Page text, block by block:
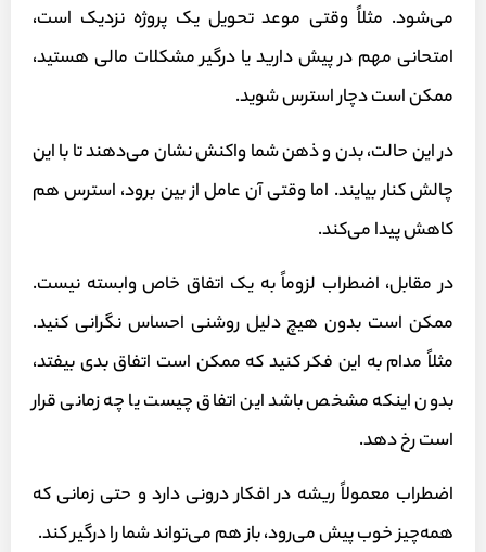
می‌شود. مثلاً وقتی موعد تحویل یک پروژه نزدیک است،
امتحانی مهم در پیش دارید یا درگیر مشکلات مالی هستید،
ممکن است دچار استرس شوید.
در این حالت، بدن و ذهن شما واکنش نشان می‌دهند تا با این
چالش کنار بیایند. اما وقتی آن عامل از بین برود، استرس هم
کاهش پیدا می‌کند.
در مقابل، اضطراب لزوماً به یک اتفاق خاص وابسته نیست.
ممکن است بدون هیچ دلیل روشنی احساس نگرانی کنید.
مثلاً مدام به این فکر کنید که ممکن است اتفاق بدی بیفتد،
بدون اینکه مشخص باشد این اتفاق چیست یا چه زمانی قرار
است رخ دهد.
اضطراب معمولاً ریشه در افکار درونی دارد و حتی زمانی که
همه‌چیز خوب پیش می‌رود، باز هم می‌تواند شما را درگیر کند.